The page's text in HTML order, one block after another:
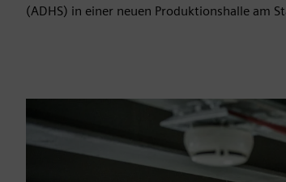
(ADHS) in einer neuen Produktionshalle am